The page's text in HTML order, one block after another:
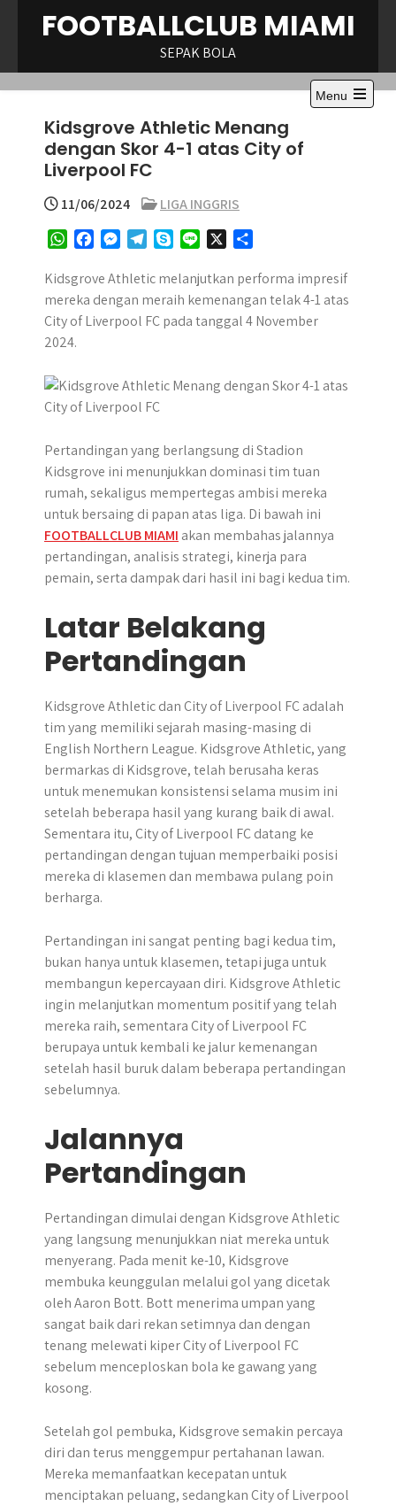
FOOTBALLCLUB MIAMI
SEPAK BOLA
Menu
Open
Kidsgrove Athletic Menang
dengan Skor 4-1 atas City of
Liverpool FC
11/06/2024
LIGA INGGRIS
W
a
t
s
A
c
e
b
s
s
e
r
l
e
g
y
p
e
n
e
a
r
e
Kidsgrove Athletic melanjutkan performa impresif
mereka dengan meraih kemenangan telak 4-1 atas
City of Liverpool FC pada tanggal 4 November
2024.
Pertandingan yang berlangsung di Stadion
Kidsgrove ini menunjukkan dominasi tim tuan
rumah, sekaligus mempertegas ambisi mereka
untuk bersaing di papan atas liga. Di bawah ini
FOOTBALLCLUB MIAMI akan membahas jalannya
pertandingan, analisis strategi, kinerja para
pemain, serta dampak dari hasil ini bagi kedua tim.
Latar Belakang
Pertandingan
Kidsgrove Athletic dan City of Liverpool FC adalah
tim yang memiliki sejarah masing-masing di
English Northern League. Kidsgrove Athletic, yang
bermarkas di Kidsgrove, telah berusaha keras
untuk menemukan konsistensi selama musim ini
setelah beberapa hasil yang kurang baik di awal.
Sementara itu, City of Liverpool FC datang ke
pertandingan dengan tujuan memperbaiki posisi
mereka di klasemen dan membawa pulang poin
berharga.
Pertandingan ini sangat penting bagi kedua tim,
bukan hanya untuk klasemen, tetapi juga untuk
membangun kepercayaan diri. Kidsgrove Athletic
ingin melanjutkan momentum positif yang telah
mereka raih, sementara City of Liverpool FC
berupaya untuk kembali ke jalur kemenangan
setelah hasil buruk dalam beberapa pertandingan
sebelumnya.
Jalannya
Pertandingan
Pertandingan dimulai dengan Kidsgrove Athletic
yang langsung menunjukkan niat mereka untuk
menyerang. Pada menit ke-10, Kidsgrove
membuka keunggulan melalui gol yang dicetak
oleh Aaron Bott. Bott menerima umpan yang
sangat baik dari rekan setimnya dan dengan
tenang melewati kiper City of Liverpool FC
sebelum menceploskan bola ke gawang yang
kosong.
Setelah gol pembuka, Kidsgrove semakin percaya
diri dan terus menggempur pertahanan lawan.
Mereka memanfaatkan kecepatan untuk
menciptakan peluang, sedangkan City of Liverpool